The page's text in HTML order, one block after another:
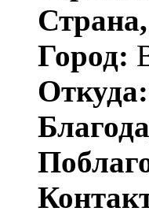
Город:
Откуда: